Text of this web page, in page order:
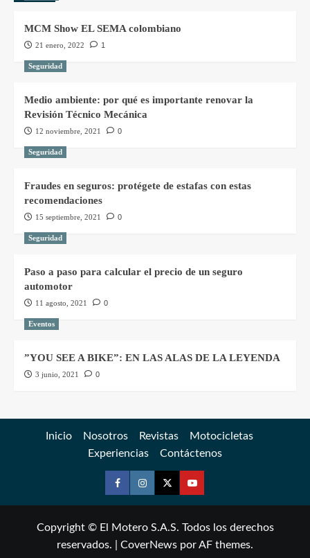
MCM Show EL SEMA colombiano
21 enero, 2022 1
Seguridad
Medio ambiente: por qué es importante renovar la
Revisión Técnico Mecánica
12 noviembre, 2021 0
Seguridad
Fraudes en seguros: protégete de estafas con estas
recomendaciones
15 septiembre, 2021 0
Seguridad
Paso a paso para calcular el precio de un seguro
automotor
11 agosto, 2021 0
Eventos
”YOU SEE A BIKE”: EN LAS ALAS DE LA LEYENDA
3 junio, 2021 0
Inicio Nosotros Revistas
Motocicletas
Experiencias
Contáctenos
Copyright © El Motero S.A.S. Todos los derechos
reservados.
CoverNews por AF themes.